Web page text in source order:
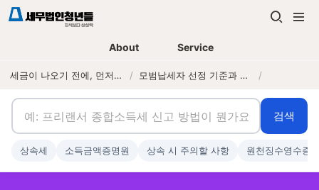
About Service
세금이 나오기 전에, 먼저 연락하는 세무법인 / 모범납세자 선정 기준과 혜택 총정리 (2026년) /
검색
상속세 소득금액증명원 상속 시 주의할 사항 원천징수영수증